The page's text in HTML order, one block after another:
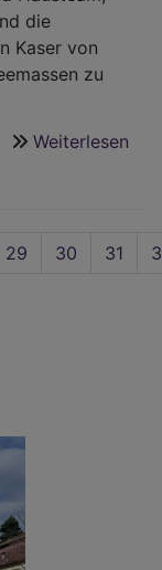
die
Kaser von
zu
Weiterlesen
die
Seite
29 Seite
30 31